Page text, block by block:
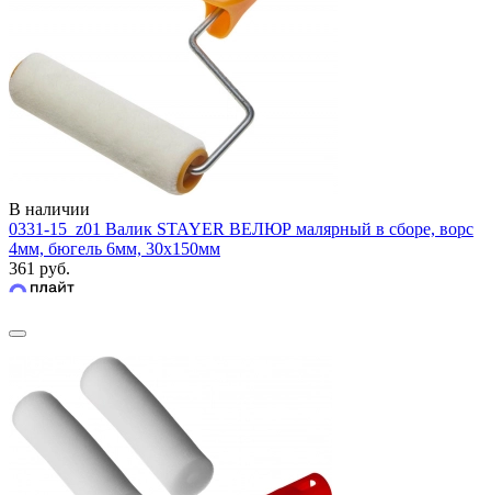
В наличии
0331-15_z01 Валик STAYER ВЕЛЮР малярный в сборе, ворс
4мм, бюгель 6мм, 30х150мм
361 руб.